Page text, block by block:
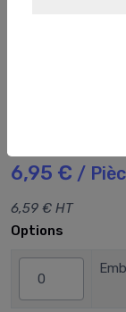
6,95 € /
6,59 € HT
Options